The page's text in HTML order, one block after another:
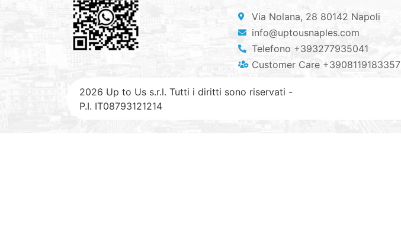
Via Nolana, 28 80142 Napoli
info@uptousnaples.com
Telefono +393277935041
Customer Care +3908119183357
2026 Up to Us s.r.l. Tutti i diritti sono riservati -
P.I. IT08793121214